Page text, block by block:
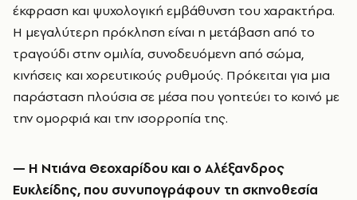
έκφραση και ψυχολογική εμβάθυνση του χαρακτήρα.
Η μεγαλύτερη πρόκληση είναι η μετάβαση από το
τραγούδι στην ομιλία, συνοδευόμενη από σώμα,
κινήσεις και χορευτικούς ρυθμούς. Πρόκειται για μια
παράσταση πλούσια σε μέσα που γοητεύει το κοινό με
την ομορφιά και την ισορροπία της.
— Η Ντιάνα Θεοχαρίδου και ο Αλέξανδρος
Ευκλείδης, που συνυπογράφουν τη σκηνοθεσία